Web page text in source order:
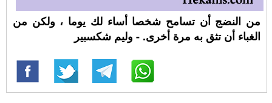
من النضج أن تسامح شخصا أساء لك يوما ، ولكن من
الغباء أن تثق به مرة أخرى. - وليم شكسبير